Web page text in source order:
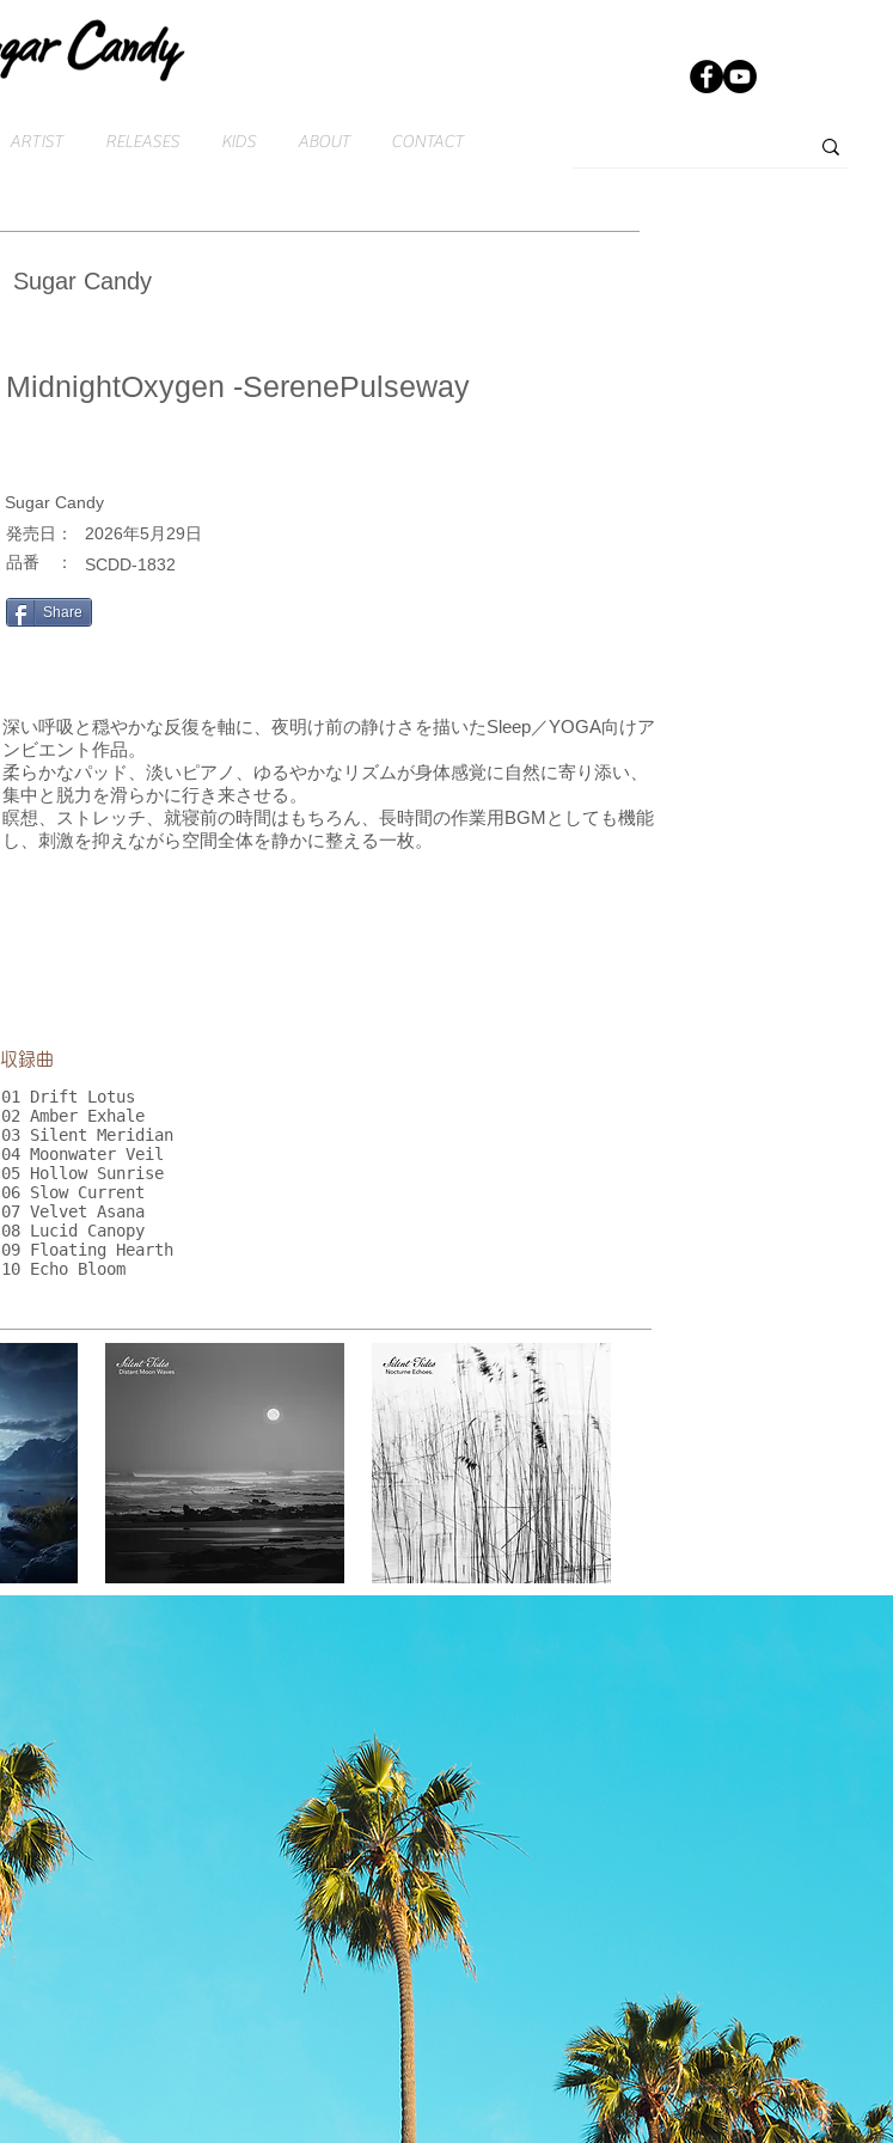
ARTIST RELEASES KIDS ABOUT CONTACT
Sugar Candy
MidnightOxygen -SerenePulseway
Sugar Candy
​発売日：
​品番 ：
2026年5月29日
SCDD-1832
Share
深い呼吸と穏やかな反復を軸に、夜明け前の静けさを描いたSleep／YOGA向けア
ンビエント作品。
柔らかなパッド、淡いピアノ、ゆるやかなリズムが身体感覚に自然に寄り添い、
集中と脱力を滑らかに行き来させる。
瞑想、ストレッチ、就寝前の時間はもちろん、長時間の作業用BGMとしても機能
し、刺激を抑えながら空間全体を静かに整える一枚。
​収録曲
01 Drift Lotus
02 Amber Exhale
03 Silent Meridian
04 Moonwater Veil
05 Hollow Sunrise
06 Slow Current
07 Velvet Asana
08 Lucid Canopy
09 Floating Hearth
10 Echo Bloom